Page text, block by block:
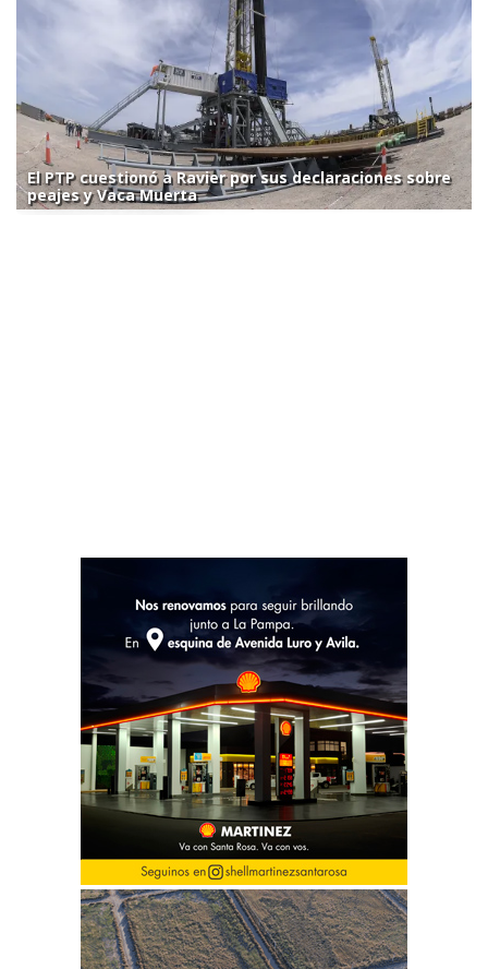
El PTP cuestionó a Ravier por sus declaraciones sobre
peajes y Vaca Muerta